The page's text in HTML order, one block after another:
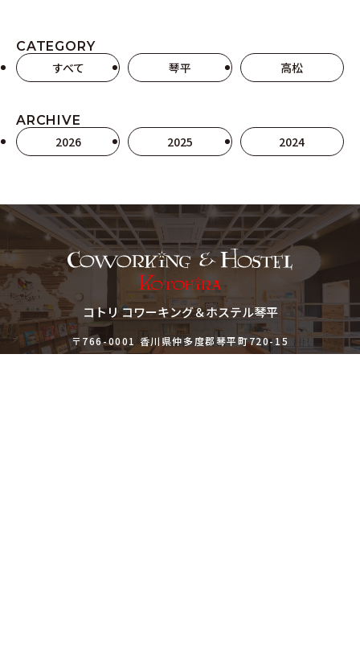
CATEGORY
すべて 琴平 高松
ARCHIVE
2026 2025 2024
コトリ コワーキング＆ホステル琴平
〒766-0001 香川県仲多度郡琴平町720-15